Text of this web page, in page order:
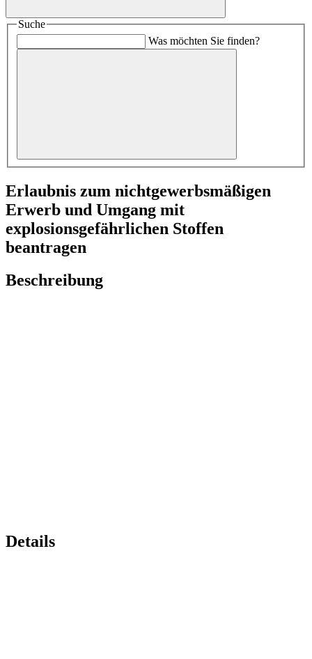
Suche
Was möchten Sie finden?
Erlaubnis zum nichtgewerbsmäßigen
Erwerb und Umgang mit
explosionsgefährlichen Stoffen
beantragen
Beschreibung
Details